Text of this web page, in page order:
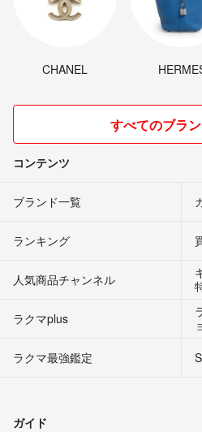
CHANEL
すべてのブラ
コンテンツ
ブランド一覧
ランキング
人気商品チャンネル
ラクマplus
ラクマ最強鑑定
ガイド